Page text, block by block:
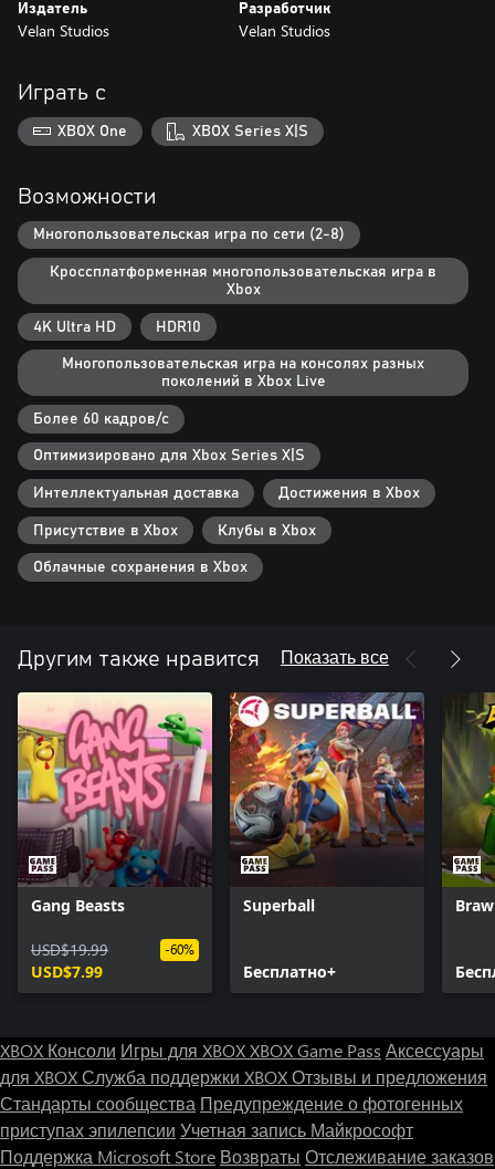
действий, уклоняясь от летающих по всей карте мячей или же
перехватывая их. Нет мяча? Не проблема! Вы сами можете стать
абсолютное оружие.
Разнообразные экзотические мячи, площадки и игровые режимы
сделают ваши матчи ещё более захватывающими. Но это ещё не
типы мячей, награды, события и испытания! Бросайте, ловите,
среди вышибал!
Для игры требуется подключение к интернету, учётная запись
Epic и согласие с Пользовательскими соглашениями и Правилами
конфиденциальности информации (knockoutcity.com/privacy)
Velan и Epic
ДЕЙСТВУЮТ УСЛОВИЯ И ОГРАНИЧЕНИЯ. ПОДРОБНОСТИ
СМ. НА WWW.KNOCKOUTCITY.COM.
© 2023 Velan Studios, Inc. Все товарные знаки являются
собственностью соответствующих владельцев.
Купите версию для Xbox Series X|S и получите версию для Xbox
One совершенно бесплатно (цифровое стандартное издание или
Издатель
Velan Studios
Разработчик
Velan Studios
Играть с
XBOX One XBOX Series X|S
Возможности
Многопользовательская игра по сети (2-8)
Кроссплатформенная многопользовательская игра в
Xbox
4K Ultra HD HDR10
Многопользовательская игра на консолях разных
поколений в Xbox Live
Более 60 кадров/с
Оптимизировано для Xbox Series X|S
Интеллектуальная доставка Достижения в Xbox
Присутствие в Xbox Клубы в Xbox
Облачные сохранения в Xbox
Другим также нравится Показать все
Gang Beasts
USD$19.99
USD$7.99
-60%
Superball
Бесплатно+
XBOX Консоли Игры для XBOXXBOX Game Pass Аксессуары
для XBOXСлужба поддержки XBOXОтзывы и предложения
Стандарты сообщества Предупреждение о фотогенных
приступах эпилепсии Учетная запись Майкрософт
Поддержка Microsoft Store Возвраты Отслеживание заказов